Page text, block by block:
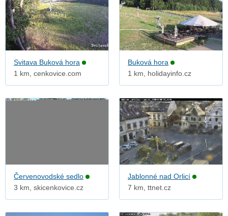
Svitava Buková hora
1 km, cenkovice.com
Buková hora
1 km, holidayinfo.cz
Červenovodské sedlo
3 km, skicenkovice.cz
Jablonné nad Orlicí
7 km, ttnet.cz